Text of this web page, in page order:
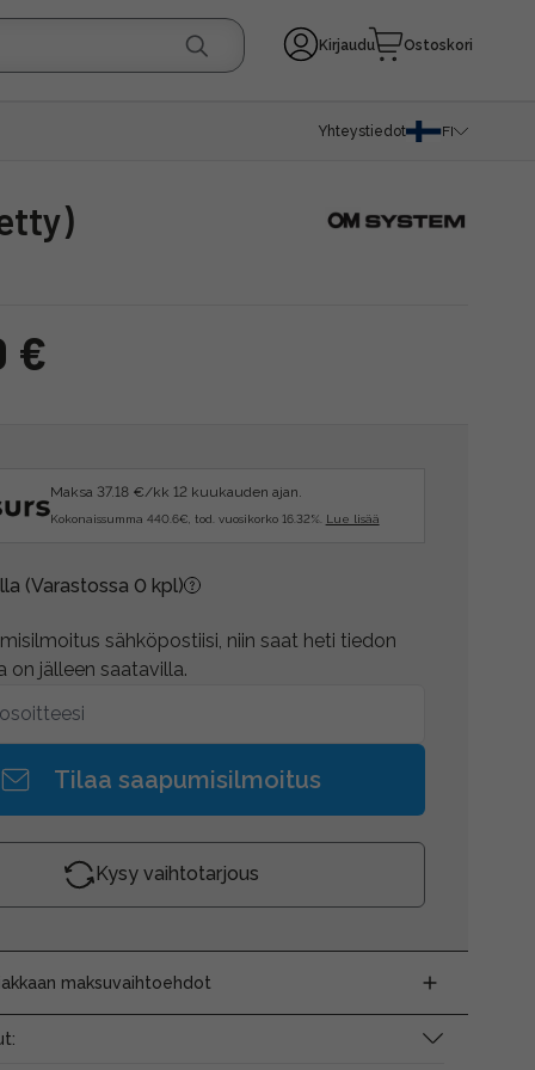
Kirjaudu Ostoskori
Yhteystiedot FI
€
Maksa 37.18 €/kk 12 kuukauden ajan.
Kokonaissumma 440.6€, tod. vuosikorko 16.32%. Lue lisää
(Varastossa 0 kpl)
sähköpostiisi, niin saat heti tiedon
on jälleen saatavilla.
Tilaa saapumisilmoitus
Kysy vaihtotarjous
maksuvaihtoehdot